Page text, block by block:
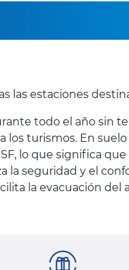
las estaciones
todo el año sin
los turismos. En
lo que significa
seguridad y el
la evacuación del